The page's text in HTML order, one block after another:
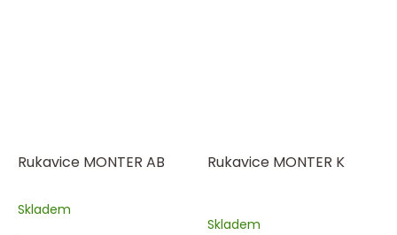
Rukavice MONTER AB
Průměrné
Skladem
Rukavice MONTER K
Skladem